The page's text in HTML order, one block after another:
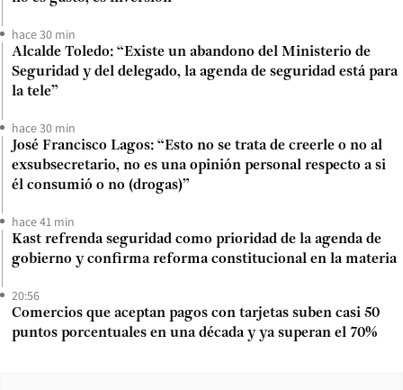
hace 30 min
Alcalde Toledo: “Existe un abandono del Ministerio de
Seguridad y del delegado, la agenda de seguridad está para
la tele”
hace 30 min
José Francisco Lagos: “Esto no se trata de creerle o no al
exsubsecretario, no es una opinión personal respecto a si
él consumió o no (drogas)”
hace 41 min
Kast refrenda seguridad como prioridad de la agenda de
gobierno y confirma reforma constitucional en la materia
20:56
Comercios que aceptan pagos con tarjetas suben casi 50
puntos porcentuales en una década y ya superan el 70%